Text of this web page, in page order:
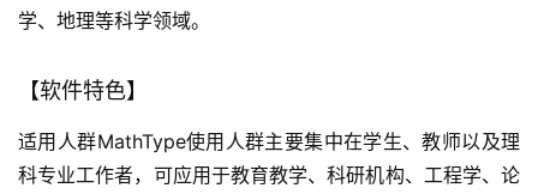
学、地理等科学领域。
【软件特色】
适用人群MathType使用人群主要集中在学生、教师以及理
科专业工作者，可应用于教育教学、科研机构、工程学、论